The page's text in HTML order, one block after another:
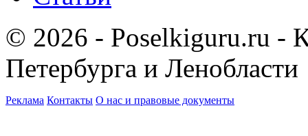
© 2026 - Poselkiguru.ru -
Петербурга и Ленобласти
Реклама Контакты О нас и правовые документы